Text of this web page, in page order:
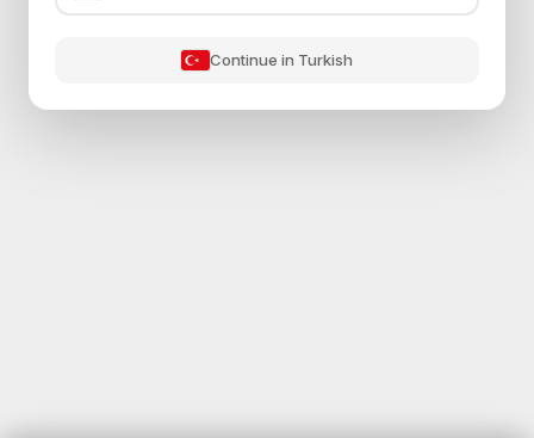
Continue in Turkish